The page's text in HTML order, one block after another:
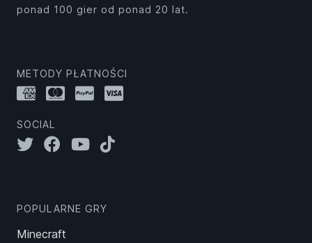
ponad 100 gier od ponad 20 lat.
METODY PŁATNOŚCI
SOCIAL
POPULARNE GRY
Minecraft